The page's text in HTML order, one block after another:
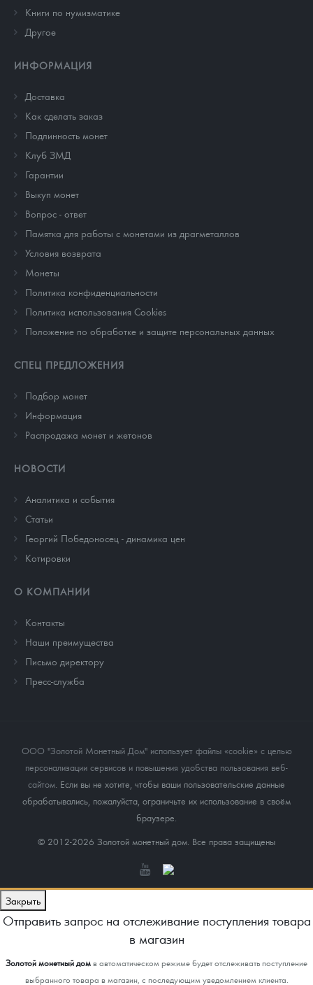
Книги по нумизматике
Другое
ИНФОРМАЦИЯ
Доставка
Как сделать заказ
Подлинность монет
Клуб ЗМД
Гарантии
Выкуп монет
Вопрос - ответ
Памятка для работы с монетами из драгметаллов
Условия возврата
Монеты
Политика конфиденциальности
Политика использования Cookies
Положение по обработке и защите персональных данных
СПЕЦ ПРЕДЛОЖЕНИЯ
Подбор монет
Информация
Распродажа монет и жетонов
НОВОСТИ
Аналитика и события
Cтатьи
Георгий Победоносец - динамика цен
Котировки
О КОМПАНИИ
Контакты
Наши преимущества
Письмо директору
Пресс-служба
ООО "Золотой Монетный Дом" использует файлы «cookie» с целью
персонализации сервисов и повышения удобства пользования веб-
сайтом. Если вы не хотите, чтобы ваши пользовательские данные
обрабатывались, пожалуйста, ограничьте их использование в своём
браузере.
© 2012-2026 Золотой монетный дом. Все права защищены
Закрыть
Отправить запрос на отслеживание поступления товара
в магазин
Золотой монетный домв автоматическом режиме будет отслеживать поступление
выбранного товара в магазин, с последующим уведомлением клиента.